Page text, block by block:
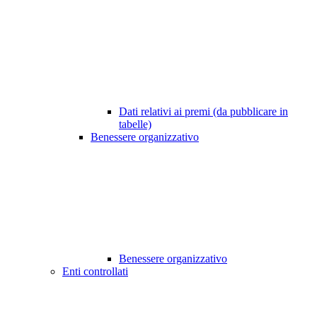
Dati relativi ai premi (da pubblicare in
tabelle)
Benessere organizzativo
Benessere organizzativo
Enti controllati